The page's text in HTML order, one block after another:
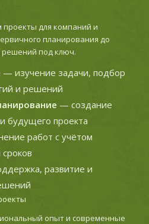
проекты для компаний и
планирования до
решений под ключ.
— изучение задачи, подбор
и решений
— создание
будущего проекта
работ с учётом
развитие и
опыт и современные